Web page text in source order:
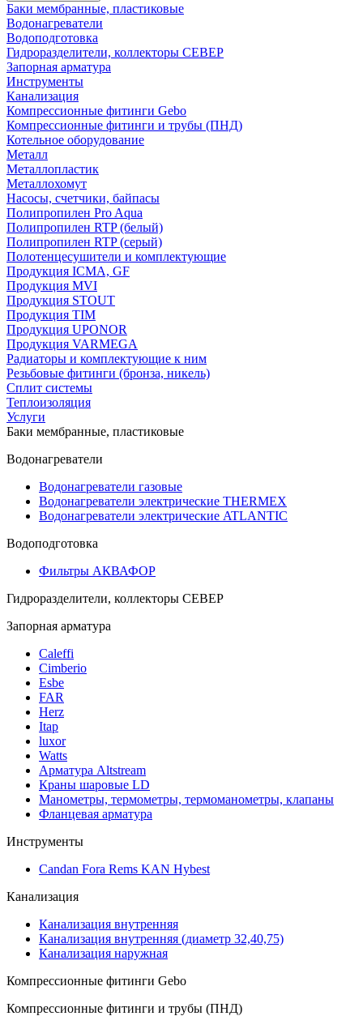
Баки мембранные, пластиковые
Водонагреватели
Водоподготовка
Гидроразделители, коллекторы СЕВЕР
Запорная арматура
Инструменты
Канализация
Компрессионные фитинги Gebo
Компрессионные фитинги и трубы (ПНД)
Котельное оборудование
Металл
Металлопластик
Металлохомут
Насосы, счетчики, байпасы
Полипропилен Pro Aqua
Полипропилен RTP (белый)
Полипропилен RTP (серый)
Полотенцесушители и комплектующие
Продукция ICMA, GF
Продукция MVI
Продукция STOUT
Продукция TIM
Продукция UPONOR
Продукция VARMEGA
Радиаторы и комплектующие к ним
Резьбовые фитинги (бронза, никель)
Сплит системы
Теплоизоляция
Услуги
Баки мембранные, пластиковые
Водонагреватели
Водонагреватели газовые
Водонагреватели электрические THERMEX
Водонагреватели электрические ATLANTIC
Водоподготовка
Фильтры АКВАФОР
Гидроразделители, коллекторы СЕВЕР
Запорная арматура
Caleffi
Cimberio
Esbe
FAR
Herz
Itap
luxor
Watts
Арматура Altstream
Краны шаровые LD
Манометры, термометры, термоманометры, клапаны
Фланцевая арматура
Инструменты
Candan Fora Rems KAN Hybest
Канализация
Канализация внутренняя
Канализация внутренняя (диаметр 32,40,75)
Канализация наружная
Компрессионные фитинги Gebo
Компрессионные фитинги и трубы (ПНД)